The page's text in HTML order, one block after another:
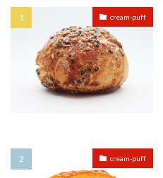
cream-puff
cream-puff